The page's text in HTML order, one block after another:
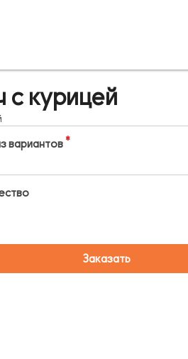
с курицей
вариантов
Заказать